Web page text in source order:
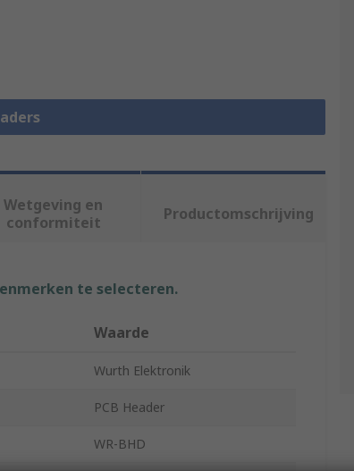
Wetgeving en
conformiteit
Productomschrijving
te selecteren.
Waarde
Wurth Elektronik
PCB Header
WR-BHD